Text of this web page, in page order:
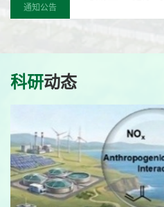
通知公告
科研动态